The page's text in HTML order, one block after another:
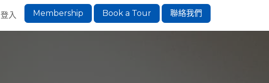
登入 Membership Book a Tour 聯絡我們